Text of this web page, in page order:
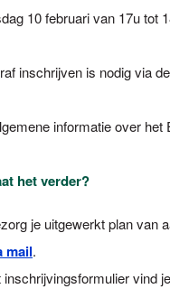
10 februari van 17u tot
inschrijven is nodig via
informatie over het
het verder?
je uitgewerkt plan van
mail.
inschrijvingsformulier vind